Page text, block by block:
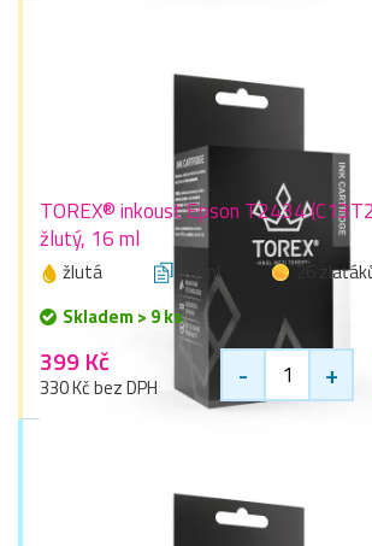
TOREX® inkoust Epson T2434
žlutý, 16 ml
žlutá 16 ml
26
Skladem > 9 ks
399 Kč
330 Kč bez DPH - +